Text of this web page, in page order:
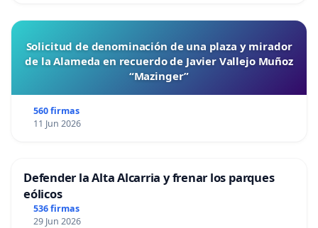
Solicitud de denominación de una plaza y mirador
de la Alameda en recuerdo de Javier Vallejo Muñoz
“Mazinger”
560 firmas
11 Jun 2026
Defender la Alta Alcarria y frenar los parques
eólicos
536 firmas
29 Jun 2026